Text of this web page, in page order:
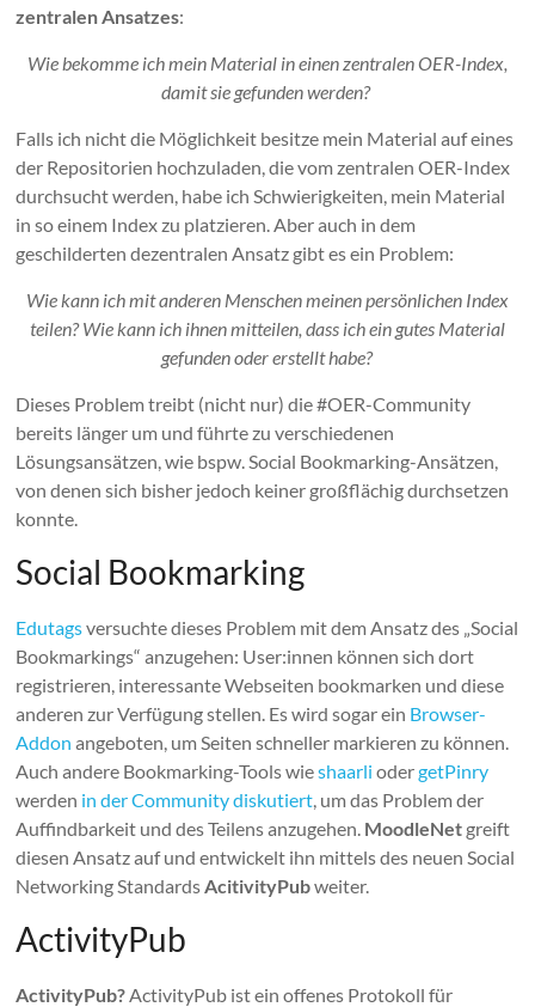
zentralen Ansatzes:
Wie bekomme ich mein Material in einen zentralen OER-Index,
damit sie gefunden werden?
Falls ich nicht die Möglichkeit besitze mein Material auf eines
der Repositorien hochzuladen, die vom zentralen OER-Index
durchsucht werden, habe ich Schwierigkeiten, mein Material
in so einem Index zu platzieren. Aber auch in dem
geschilderten dezentralen Ansatz gibt es ein Problem:
Wie kann ich mit anderen Menschen meinen persönlichen Index
teilen? Wie kann ich ihnen mitteilen, dass ich ein gutes Material
gefunden oder erstellt habe?
Dieses Problem treibt (nicht nur) die #OER-Community
bereits länger um und führte zu verschiedenen
Lösungsansätzen, wie bspw. Social Bookmarking-Ansätzen,
von denen sich bisher jedoch keiner großflächig durchsetzen
konnte.
Social Bookmarking
Edutagsversuchte dieses Problem mit dem Ansatz des „Social
Bookmarkings“ anzugehen: User:innen können sich dort
registrieren, interessante Webseiten bookmarken und diese
anderen zur Verfügung stellen. Es wird sogar ein Browser-
Addon angeboten, um Seiten schneller markieren zu können.
Auch andere Bookmarking-Tools wieshaarli odergetPinry
werden in der Community diskutiert, um das Problem der
Auffindbarkeit und des Teilens anzugehen. MoodleNet greift
diesen Ansatz auf und entwickelt ihn mittels des neuen Social
Networking StandardsAcitivityPubweiter.
ActivityPub
ActivityPub?ActivityPub ist ein offenes Protokoll für